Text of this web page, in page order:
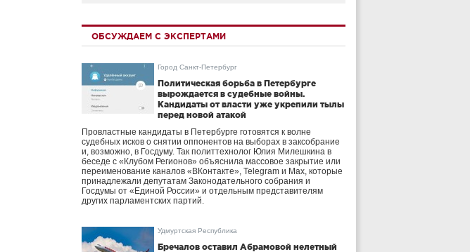
ОБСУЖДАЕМ С ЭКСПЕРТАМИ
Город Санкт-Петербург
Политическая борьба в Петербурге
вырождается в судебные войны.
Кандидаты от власти уже укрепили тылы
перед новой атакой
Провластные кандидаты в Петербурге готовятся к волне
судебных исков о снятии оппонентов на выборах в заксобрание
и, возможно, в Госдуму. Так политтехнолог Юлия Милешкина в
беседе с «Клубом Регионов» объяснила массовое закрытие или
переименование каналов «ВКонтакте», Telegram и Max, которые
принадлежали депутатам Законодательного собрания и
Госдумы от «Единой России» и отдельным представителям
других парламентских партий.
Удмуртская Республика
Бречалов оставил Абрамовой нелетный